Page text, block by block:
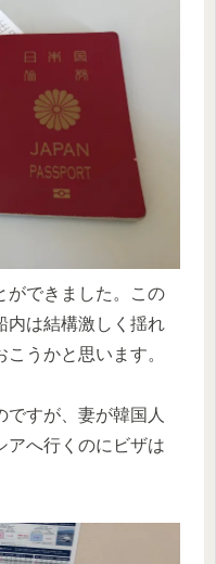
ができました。この
内は結構激しく揺れ
うかと思います。
ですが、妻が韓国人
アへ行くのにビザは